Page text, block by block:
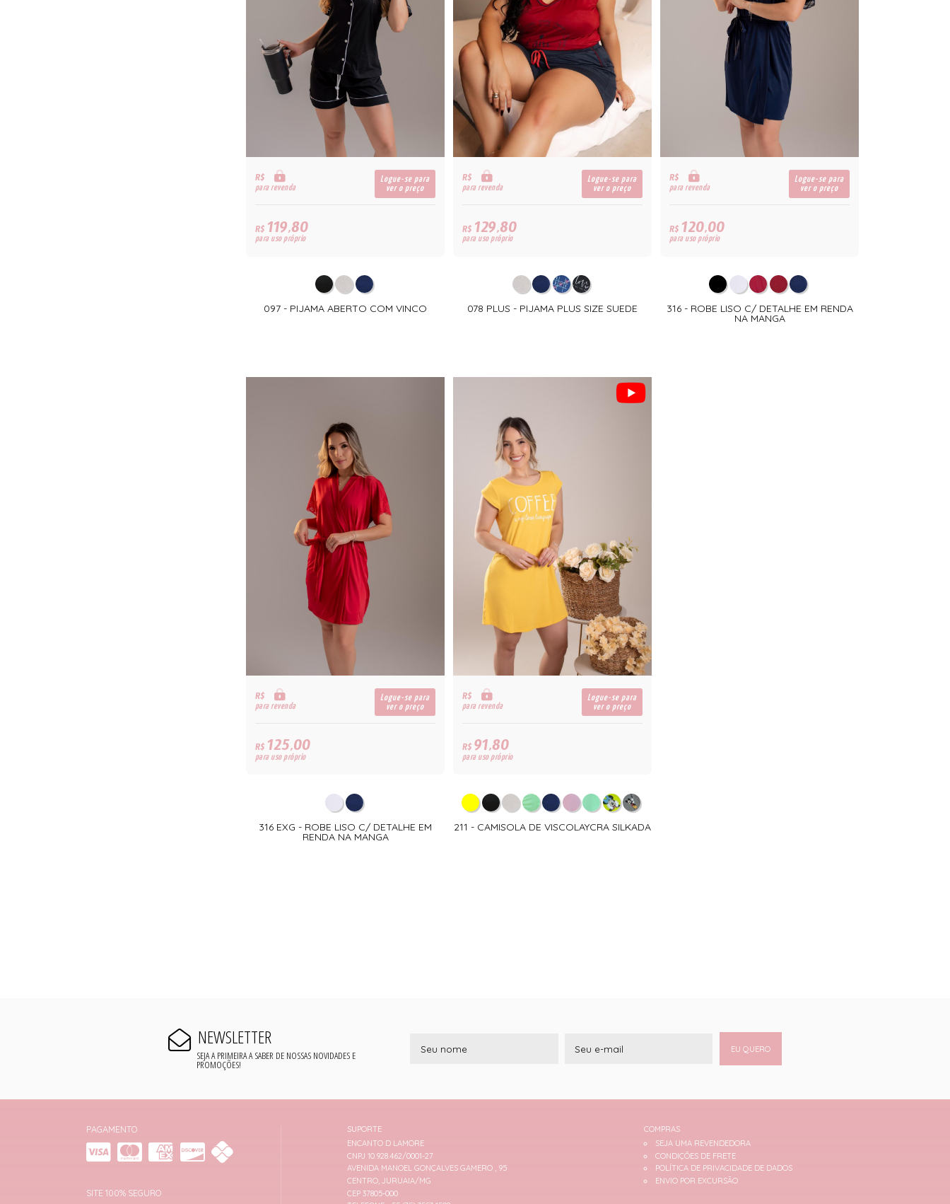
R$
para revenda
Logue-se para
ver o preço
R$119,80
para uso próprio
097 - PIJAMA ABERTO COM VINCO
R$
para revenda
Logue-se para
ver o preço
R$129,80
para uso próprio
078 PLUS - PIJAMA PLUS SIZE SUEDE
R$
para revenda
Logue-se para
ver o preço
R$120,00
para uso próprio
316 - ROBE LISO C/ DETALHE EM RENDA
NA MANGA
R$
para revenda
Logue-se para
ver o preço
R$125,00
para uso próprio
316 EXG - ROBE LISO C/ DETALHE EM
RENDA NA MANGA
R$
para revenda
Logue-se para
ver o preço
R$91,80
para uso próprio
211 - CAMISOLA DE VISCOLAYCRA SILKADA
NEWSLETTER
SEJA A PRIMEIRA A SABER DE NOSSAS NOVIDADES E
PROMOÇÕES!
EU QUERO
PAGAMENTO
SITE 100% SEGURO
SUPORTE
ENCANTO D LAMORE
CNPJ 10.928.462/0001-27
AVENIDA MANOEL GONÇALVES GAMERO , 95
CENTRO, JURUAIA/MG
CEP 37805-000
COMPRAS
SEJA UMA REVENDEDORA
CONDIÇÕES DE FRETE
POLÍTICA DE PRIVACIDADE DE DADOS
ENVIO POR EXCURSÃO